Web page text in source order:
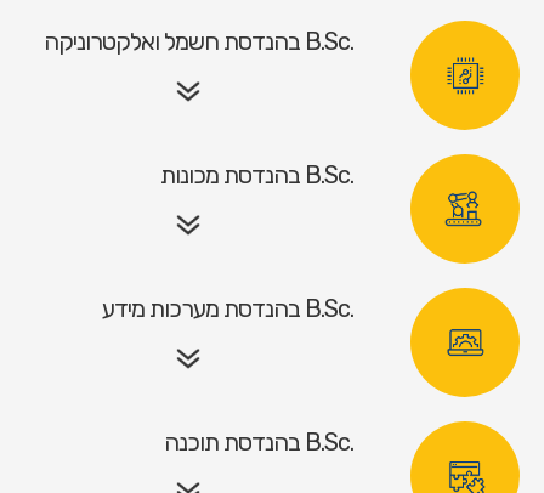
.B.Sc בהנדסת חשמל ואלקטרוניקה
.B.Sc בהנדסת מכונות
.B.Sc בהנדסת מערכות מידע
.B.Sc בהנדסת תוכנה